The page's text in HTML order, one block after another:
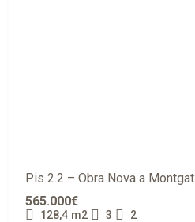
Pis 2.2 – Obra Nova a Montgat
565.000€
128,4 m2 3 2